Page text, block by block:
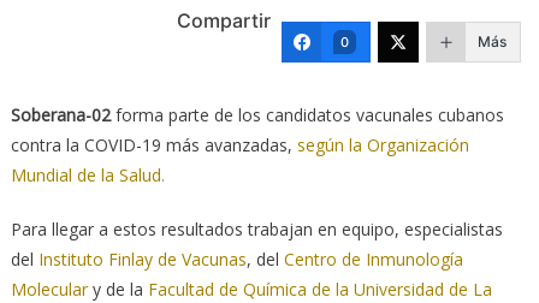
Compartir
0 Más
Soberana-02forma parte de los candidatos vacunales cubanos
contra la COVID-19 más avanzadas, según la Organización
Mundial de la Salud.
Para llegar a estos resultados trabajan en equipo, especialistas
del Instituto Finlay de Vacunas, del Centro de Inmunología
Moleculary de la Facultad de Química de la Universidad de La